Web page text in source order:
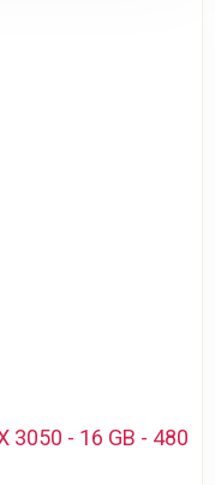
3050 - 16 GB - 480